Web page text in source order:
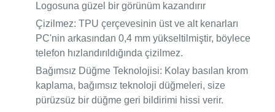
Logosuna güzel bir görünüm kazandırır
Çizilmez: TPU çerçevesinin üst ve alt kenarları
PC'nin arkasından 0,4 mm yükseltilmiştir, böylece
telefon hızlandırıldığında çizilmez.
Bağımsız Düğme Teknolojisi: Kolay basılan krom
kaplama, bağımsız teknoloji düğmeleri, size
pürüzsüz bir düğme geri bildirimi hissi verir.